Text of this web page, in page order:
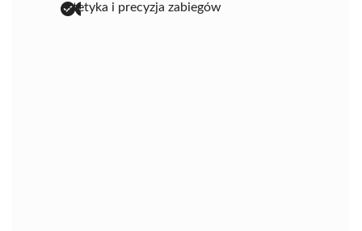
estetyka i precyzja zabiegów